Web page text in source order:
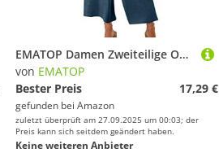
EMATOP Damen Zweiteilige Outfits Baumwolle Leinen Freizeitanzug Sommer Tank Top und Hose Casual Einfarbig Hosenanzug mit Taschen Jogginganzug Leicht Elegant Leinenanzug Strand Urlaub Streetwear
von EMATOP
Bester Preis
17,29 €
gefunden bei Amazon
zuletzt überprüft am 27.09.2025 um 00:03; der
Preis kann sich seitdem geändert haben.
Keine weiteren Anbieter